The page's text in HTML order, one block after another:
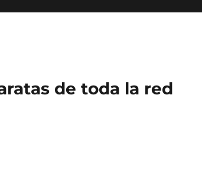
de toda la red